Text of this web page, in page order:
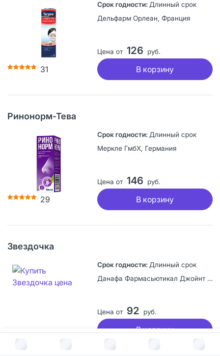
31
Длинный срок
Дельфарм Орлеан, Франция
Цена от 126 руб.
В корзину
Ринонорм-Тева
29
Длинный срок
Меркле ГмбХ, Германия
Цена от 146 руб.
В корзину
Звездочка
Длинный срок
Данафа Фармасьютикал Джойнт Сток Компани, Вьетнам
Цена от 92 руб.
В корзину